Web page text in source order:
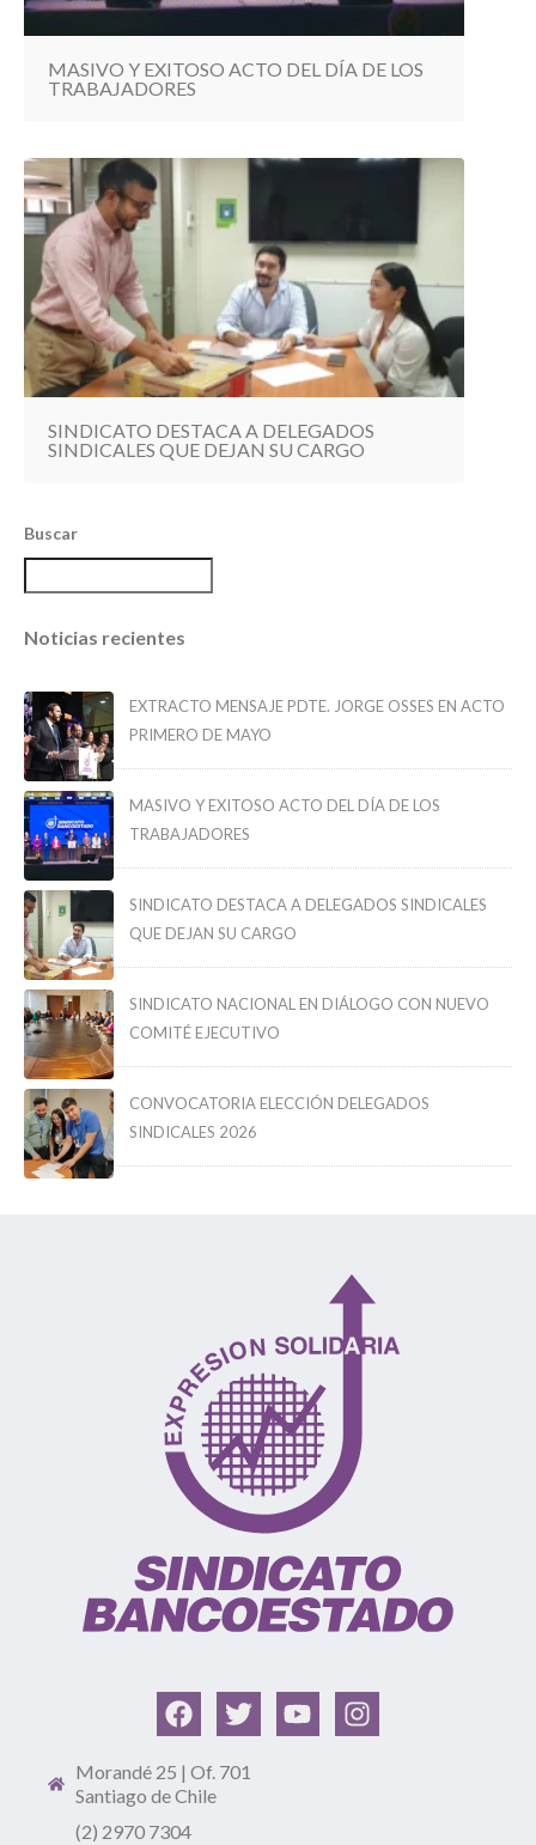
MASIVO Y EXITOSO ACTO DEL DÍA DE LOS
TRABAJADORES
SINDICATO DESTACA A DELEGADOS
SINDICALES QUE DEJAN SU CARGO
Buscar
Noticias recientes
EXTRACTO MENSAJE PDTE. JORGE OSSES EN ACTO
PRIMERO DE MAYO
MASIVO Y EXITOSO ACTO DEL DÍA DE LOS
TRABAJADORES
SINDICATO DESTACA A DELEGADOS SINDICALES
QUE DEJAN SU CARGO
SINDICATO NACIONAL EN DIÁLOGO CON NUEVO
COMITÉ EJECUTIVO
CONVOCATORIA ELECCIÓN DELEGADOS
SINDICALES 2026
Morandé 25 | Of. 701
Santiago de Chile
(2) 2970 7304